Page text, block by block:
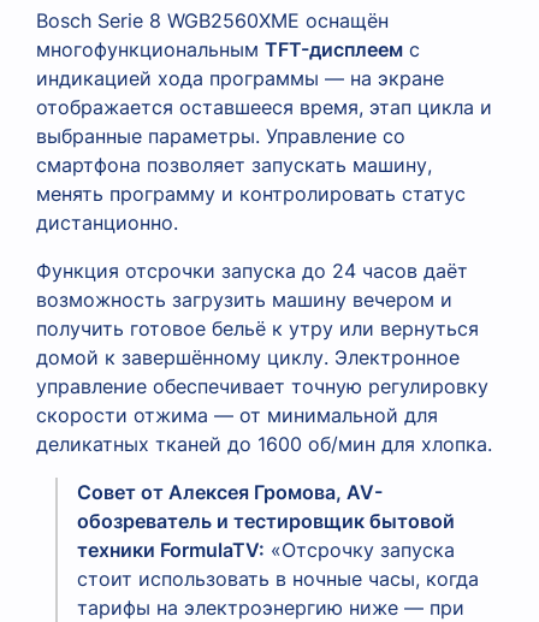
Bosch Serie 8 WGB2560XME оснащён
многофункциональным TFT-дисплеем с
индикацией хода программы — на экране
отображается оставшееся время, этап цикла и
выбранные параметры. Управление со
смартфона позволяет запускать машину,
менять программу и контролировать статус
дистанционно.
Функция отсрочки запуска до 24 часов даёт
возможность загрузить машину вечером и
получить готовое бельё к утру или вернуться
домой к завершённому циклу. Электронное
управление обеспечивает точную регулировку
скорости отжима — от минимальной для
деликатных тканей до 1600 об/мин для хлопка.
Совет от Алексея Громова, AV-
обозреватель и тестировщик бытовой
техники FormulaTV: «Отсрочку запуска
стоит использовать в ночные часы, когда
тарифы на электроэнергию ниже — при